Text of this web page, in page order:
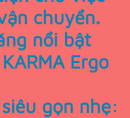
chuyển.
nổi bật
Ergo
gọn nhẹ: